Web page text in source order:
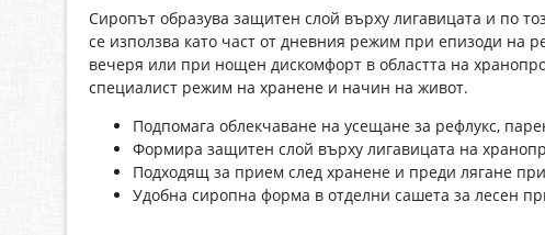
Сиропът образува защитен слой върху лигавицата и по
се използва като част от дневния режим при епизоди
вечеря или при нощен дискомфорт в областта на
специалист режим на хранене и начин на живот.
Подпомага облекчаване на усещане за рефлукс,
Формира защитен слой върху лигавицата на
Подходящ за прием след хранене и преди лягане
Удобна сиропна форма в отделни сашета за лесен